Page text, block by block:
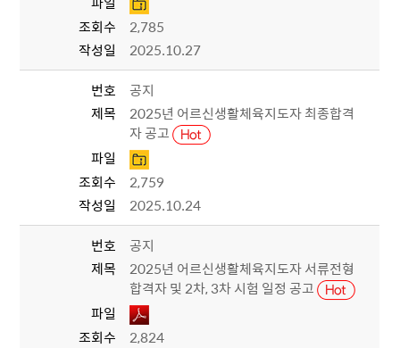
조회수
2,785
작성일
2025.10.27
번호
공지
제목
2025년 어르신생활체육지도자 최종합격
자 공고
파일
조회수
2,759
작성일
2025.10.24
번호
공지
제목
2025년 어르신생활체육지도자 서류전형
합격자 및 2차, 3차 시험 일정 공고
파일
조회수
2,824